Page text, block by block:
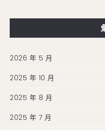
2026 年 5 月
2025 年 10 月
2025 年 8 月
2025 年 7 月